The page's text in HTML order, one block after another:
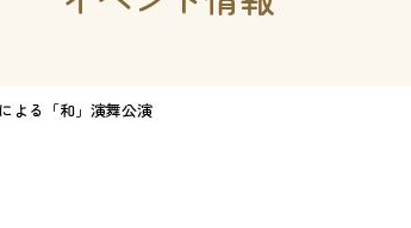
よる「和」演舞公演